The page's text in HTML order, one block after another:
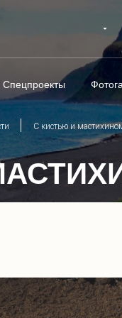
Спецпроекты
С кистью и